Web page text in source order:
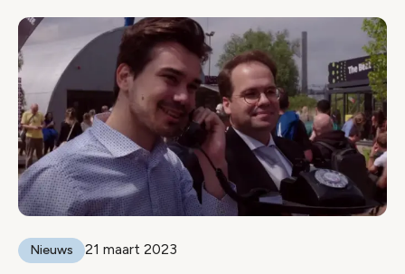
Nieuws 21 maart 2023